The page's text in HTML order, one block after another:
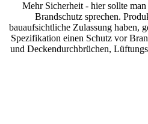
Mehr Sicherheit - hier sollte
Brandschutz sprechen.
bauaufsichtliche Zulassung haben,
Spezifikation einen Schutz vor
und Deckendurchbrüchen,